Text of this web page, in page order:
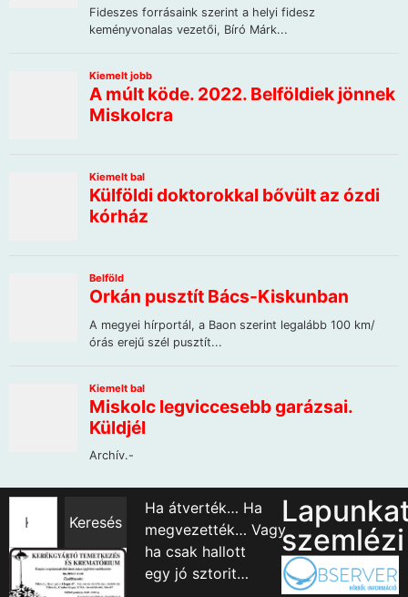
Keresés
Ha átverték… Ha
megvezették… Vagy
ha csak hallott
egy jó sztorit…
szemlézi